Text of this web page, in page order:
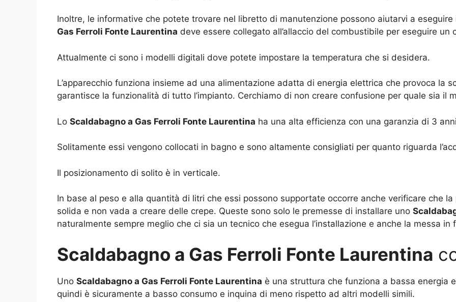
Inoltre, le informative che potete trovare nel libretto di manutenzione possono aiutarvi a eseguire
Gas Ferroli Fonte Laurentina deve essere collegato all’allaccio del combustibile per eseguire un
Attualmente ci sono i modelli digitali dove potete impostare la temperatura che si desidera.
L’apparecchio funziona insieme ad una alimentazione adatta di energia elettrica che provoca la
garantisce la funzionalità di tutto l’impianto. Cerchiamo di non creare confusione per quale sia il
Lo Scaldabagno a Gas Ferroli Fonte Laurentina ha una alta efficienza con una garanzia di 3
Solitamente essi vengono collocati in bagno e sono altamente consigliati per quanto riguarda
Il posizionamento di solito è in verticale.
In base al peso e alla quantità di litri che essi possono supportate occorre anche verificare che
solida e non vada a creare delle crepe. Queste sono solo le premesse di installare uno
naturalmente sempre meglio che ci sia un tecnico che esegua l’installazione e anche la messa
Scaldabagno a Gas Ferroli Fonte Laurentina
Uno Scaldabagno a Gas Ferroli Fonte Laurentina è una struttura che funziona a bassa energia
quindi è sicuramente a basso consumo e inquina di meno rispetto ad altri modelli simili.